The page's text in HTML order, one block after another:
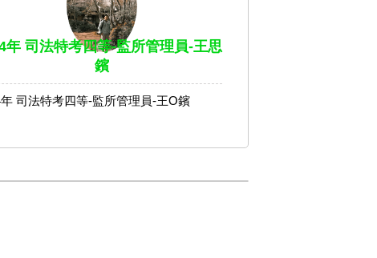
年 司法特考四等-監所管理員-王思
鑌
司法特考四等-監所管理員-王O鑌